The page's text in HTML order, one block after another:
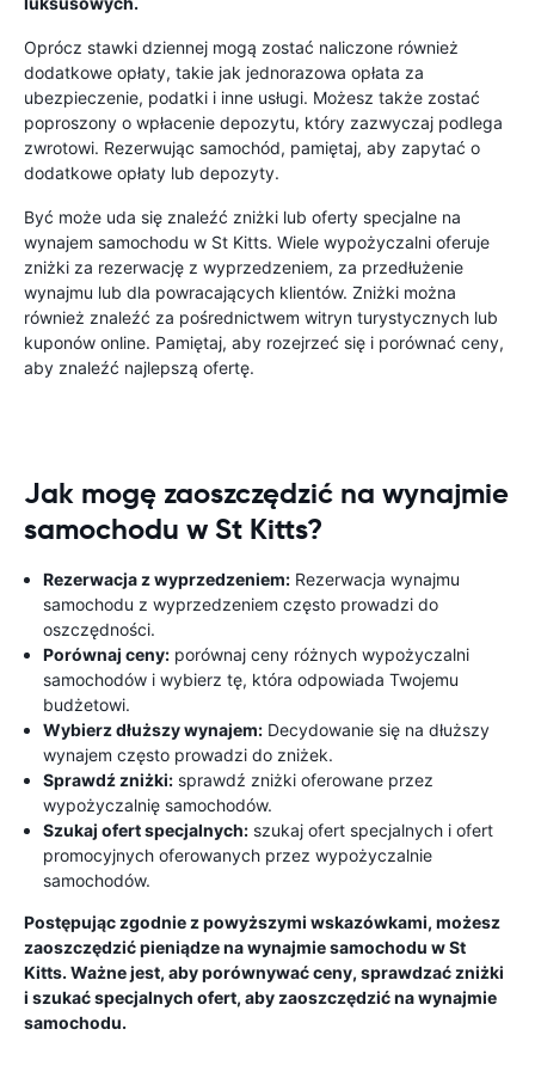
Oprócz stawki dziennej mogą zostać naliczone również
dodatkowe opłaty, takie jak jednorazowa opłata za
ubezpieczenie, podatki i inne usługi. Możesz także zostać
poproszony o wpłacenie depozytu, który zazwyczaj podlega
zwrotowi. Rezerwując samochód, pamiętaj, aby zapytać o
dodatkowe opłaty lub depozyty.
Być może uda się znaleźć zniżki lub oferty specjalne na
wynajem samochodu w St Kitts. Wiele wypożyczalni oferuje
zniżki za rezerwację z wyprzedzeniem, za przedłużenie
wynajmu lub dla powracających klientów. Zniżki można
również znaleźć za pośrednictwem witryn turystycznych lub
kuponów online. Pamiętaj, aby rozejrzeć się i porównać ceny,
aby znaleźć najlepszą ofertę.
Jak mogę zaoszczędzić na wynajmie
samochodu w St Kitts?
Rezerwacja z wyprzedzeniem: Rezerwacja wynajmu
samochodu z wyprzedzeniem często prowadzi do
oszczędności.
Porównaj ceny: porównaj ceny różnych wypożyczalni
samochodów i wybierz tę, która odpowiada Twojemu
budżetowi.
Wybierz dłuższy wynajem: Decydowanie się na dłuższy
wynajem często prowadzi do zniżek.
Sprawdź zniżki: sprawdź zniżki oferowane przez
wypożyczalnię samochodów.
Szukaj ofert specjalnych: szukaj ofert specjalnych i ofert
promocyjnych oferowanych przez wypożyczalnie
samochodów.
Postępując zgodnie z powyższymi wskazówkami, możesz
zaoszczędzić pieniądze na wynajmie samochodu w St
Kitts. Ważne jest, aby porównywać ceny, sprawdzać zniżki
i szukać specjalnych ofert, aby zaoszczędzić na wynajmie
samochodu.